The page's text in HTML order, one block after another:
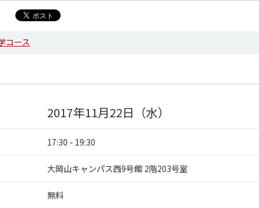
コース
2017年11月22日（水）
17:30 - 19:30
大岡山キャンパス西9号館 2階203号室
無料